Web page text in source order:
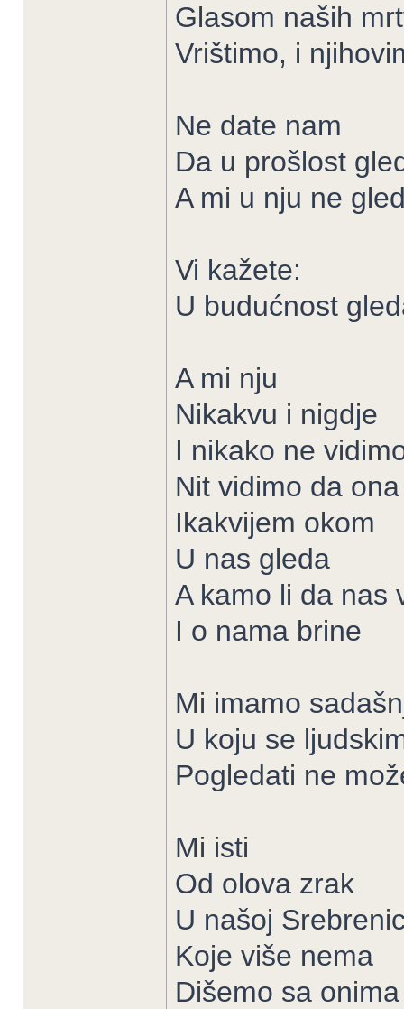
Glasom naših
Vrištimo, i
Ne date nam
Da u prošlost
A mi u nju ne
Vi kažete:
U budućnost
A mi nju
Nikakvu i nigdje
I nikako ne
Nit vidimo da ona
Ikakvijem okom
U nas gleda
A kamo li da nas
I o nama brine
Mi imamo
U koju se
Pogledati ne
Mi isti
Od olova zrak
U našoj
Koje više nema
Dišemo sa onima